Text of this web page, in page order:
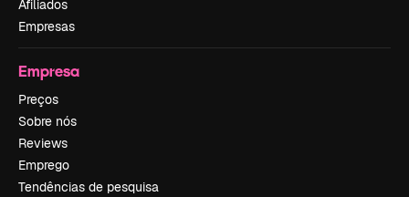
Afiliados
Empresas
Empresa
Preços
Sobre nós
Reviews
Emprego
Tendências de pesquisa